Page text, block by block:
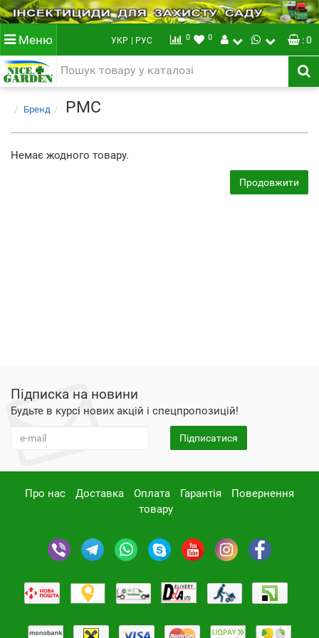
Меню УКР | РУС 0 0 : 0
Бренд PMC
Немає жодного товару.
Продовжити
Підписка на новини
Будьте в курсі нових акцій і спецпропозицій!
Підписатися
Про нас Доставка Оплата Гарантія
Повернення
товару